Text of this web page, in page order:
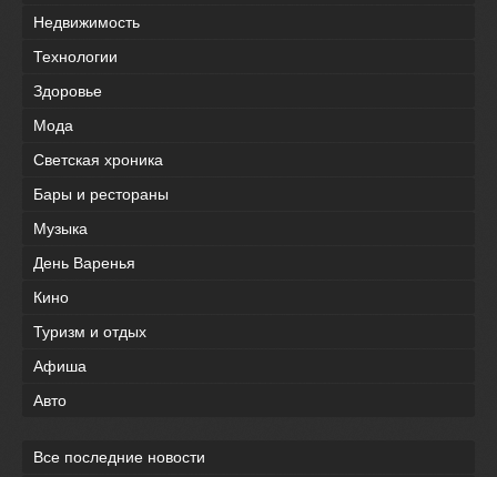
Недвижимость
Технологии
Здоровье
Мода
Светская хроника
Бары и рестораны
Музыка
День Варенья
Кино
Туризм и отдых
Афиша
Авто
Все последние новости